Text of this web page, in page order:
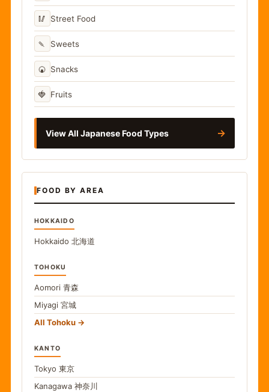
🥢 Street Food
🍡 Sweets
🍘 Snacks
🍓 Fruits
View All Japanese Food Types →
FOOD BY AREA
HOKKAIDO
Hokkaido 北海道
TOHOKU
Aomori 青森
Miyagi 宮城
All Tohoku
KANTO
Tokyo 東京
Kanagawa 神奈川